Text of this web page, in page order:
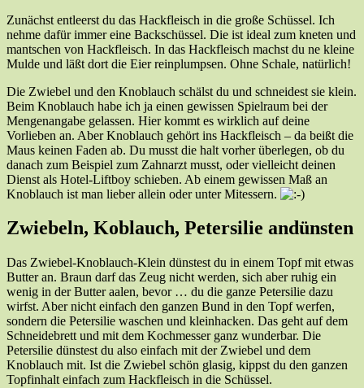
Zunächst entleerst du das Hackfleisch in die große Schüssel. Ich
nehme dafür immer eine Backschüssel. Die ist ideal zum kneten und
mantschen von Hackfleisch. In das Hackfleisch machst du ne kleine
Mulde und läßt dort die Eier reinplumpsen. Ohne Schale, natürlich!
Die Zwiebel und den Knoblauch schälst du und schneidest sie klein.
Beim Knoblauch habe ich ja einen gewissen Spielraum bei der
Mengenangabe gelassen. Hier kommt es wirklich auf deine
Vorlieben an. Aber Knoblauch gehört ins Hackfleisch – da beißt die
Maus keinen Faden ab. Du musst die halt vorher überlegen, ob du
danach zum Beispiel zum Zahnarzt musst, oder vielleicht deinen
Dienst als Hotel-Liftboy schieben. Ab einem gewissen Maß an
Knoblauch ist man lieber allein oder unter Mitessern.
Zwiebeln, Koblauch, Petersilie andünsten
Das Zwiebel-Knoblauch-Klein dünstest du in einem Topf mit etwas
Butter an. Braun darf das Zeug nicht werden, sich aber ruhig ein
wenig in der Butter aalen, bevor … du die ganze Petersilie dazu
wirfst. Aber nicht einfach den ganzen Bund in den Topf werfen,
sondern die Petersilie waschen und kleinhacken. Das geht auf dem
Schneidebrett und mit dem Kochmesser ganz wunderbar. Die
Petersilie dünstest du also einfach mit der Zwiebel und dem
Knoblauch mit. Ist die Zwiebel schön glasig, kippst du den ganzen
Topfinhalt einfach zum Hackfleisch in die Schüssel.